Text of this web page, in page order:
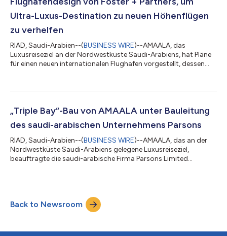
Verbindungen zu...
Ultra-Luxus-Destination zu neuen Höhenflügen
zu verhelfen
RIAD, Saudi-Arabien--(BUSINESS WIRE)--AMAALA, das
Luxusreiseziel an der Nordwestküste Saudi-Arabiens, hat Pläne
für einen neuen internationalen Flughafen vorgestellt, dessen
wurde vom britischen Architektur- und Designbüro Foster +
Egis, einer internationalen Beratungs- und Engineering-Gruppe,
entworfen wurde. Er wird einz...
„Triple Bay“-Bau von AMAALA unter Bauleitung
des saudi-arabischen Unternehmens Parsons
RIAD, Saudi-Arabien--(BUSINESS WIRE)--AMAALA, das an der
Nordwestküste Saudi-Arabiens gelegene Luxusreiseziel,
beauftragte die saudi-arabische Firma Parsons Limited
Ausführung der Arbeiten, die derzeit in Phase I von Triple Bay
durchgeführt werden. Binyah, ein saudi-arabisches Immobilien-
Infrastrukturunternehmen, führt zusamm...
Back to Newsroom